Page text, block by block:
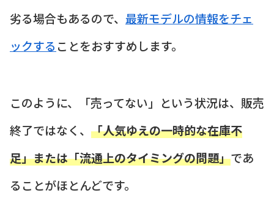
劣る場合もあるので、 最新モデルの情報をチェ
ックする ことをおすすめします。
このように、「売ってない」という状況は、販売
終了ではなく、 「人気ゆえの一時的な在庫不
足」または「流通上のタイミングの問題」であ
ることがほとんどです。